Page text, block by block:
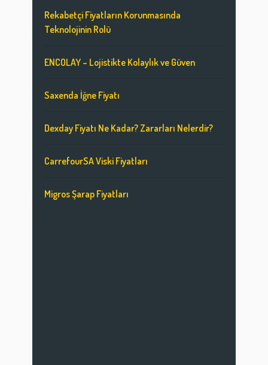
Rekabetçi Fiyatların Korunmasında
Teknolojinin Rolü
ENCOLAY – Lojistikte Kolaylık ve Güven
Saxenda İğne Fiyatı
Dexday Fiyatı Ne Kadar? Zararları Nelerdir?
CarrefourSA Viski Fiyatları
Migros Şarap Fiyatları